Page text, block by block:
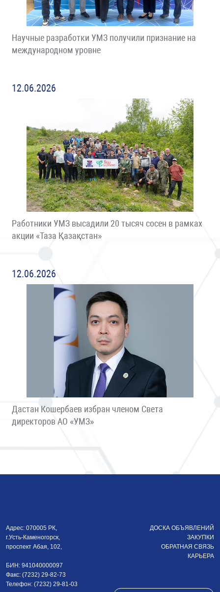
Научные разработки УМЗ получили признание на
международном уровне
12.06.2026
Работники УМЗ высадили 20 тысяч сосен в рамках
акции «Таза Қазақстан»
12.06.2026
Дастан Кошербаев избран членом Света
директоров АО «УМЗ»
Адрес: 070005 РК,
г.Усть-Каменогорск,
проспект Абая, 102,
БИН: 941040000097
Факс: (7232) 29-82-73
Телефон: (7232) 29-81-03
ДОСКА ОБЪЯВЛЕНИЙ
ЗАКУПКИ
ОБРАТНАЯ СВЯЗЬ
КАРЬЕРА